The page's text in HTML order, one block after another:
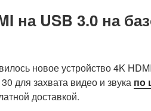
на USB 3.0 на
новое устройство 4K
для захвата видео и звука по
доставкой.